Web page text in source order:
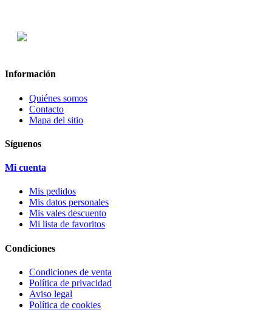
Información
Quiénes somos
Contacto
Mapa del sitio
Síguenos
Mi cuenta
Mis pedidos
Mis datos personales
Mis vales descuento
Mi lista de favoritos
Condiciones
Condiciones de venta
Política de privacidad
Aviso legal
Política de cookies